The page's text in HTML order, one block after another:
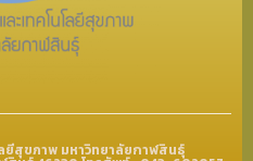
ยีสุขภาพ มหาวิทยาลัยกาฬสินธุ์